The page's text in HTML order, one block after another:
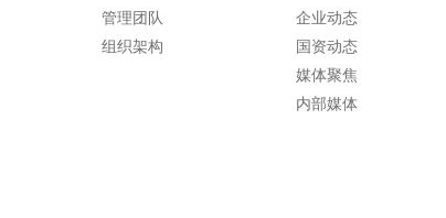
管理团队
组织架构
企业动态
国资动态
媒体聚焦
内部媒体